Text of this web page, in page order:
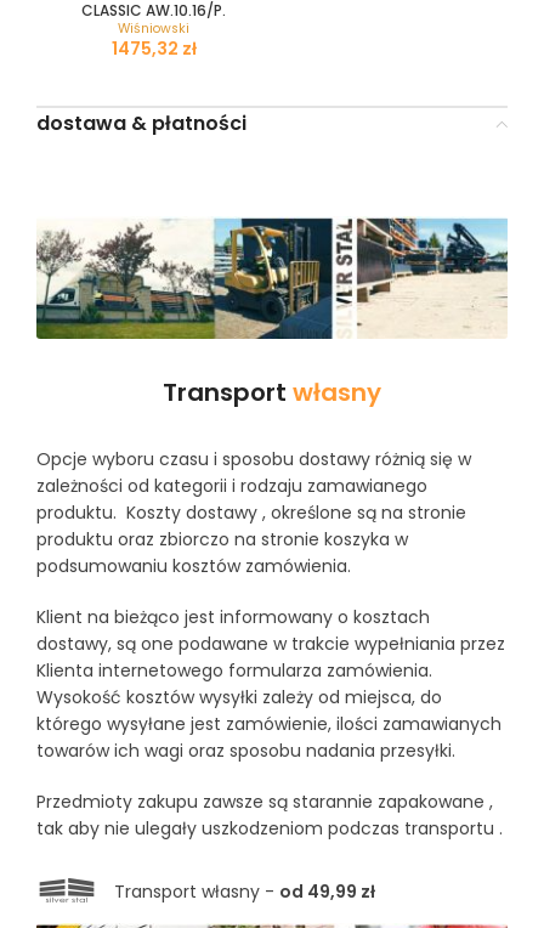
CLASSIC AW.10.16/P.
Wiśniowski
zł
dostawa & płatności
Transport własny
Opcje wyboru czasu i sposobu dostawy różnią się w
zależności od kategorii i rodzaju zamawianego
produktu. Koszty dostawy , określone są na stronie
produktu oraz zbiorczo na stronie koszyka w
podsumowaniu kosztów zamówienia.
Klient na bieżąco jest informowany o kosztach
dostawy, są one podawane w trakcie wypełniania przez
Klienta internetowego formularza zamówienia.
Wysokość kosztów wysyłki zależy od miejsca, do
którego wysyłane jest zamówienie, ilości zamawianych
towarów ich wagi oraz sposobu nadania przesyłki.
Przedmioty zakupu zawsze są starannie zapakowane ,
tak aby nie ulegały uszkodzeniom podczas transportu .
Transport własny - od 49,99 zł